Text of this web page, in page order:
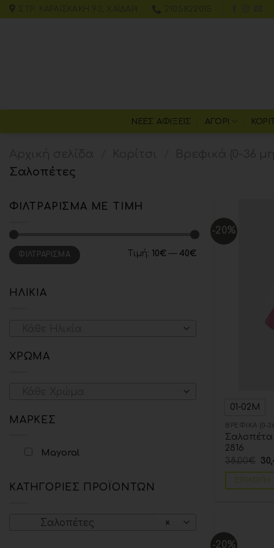
ΝΕΕΣ ΑΦΙΞΕΙΣ ΑΓΌΡΙ
Σαλοπέτες
ΦΙΛΤΡΆΡΙΣΜΑ ΜΕ ΤΙΜΉ
ΦΙΛΤΡΆΡΙΣΜΑ Τιμή: 10€ — 40€
ΗΛΙΚΊΑ
ΧΡΏΜΑ
ΜΆΡΚΕΣ
Mayoral
ΚΑΤΗΓΟΡΊΕΣ ΠΡΟΪΌΝΤΩΝ
×
Σαλοπέτες
-20%
01-02Μ
ΒΡΕΦΙΚΆ (0-
2816
38,00€
ΕΠΙΛΟΓΉ
-20%